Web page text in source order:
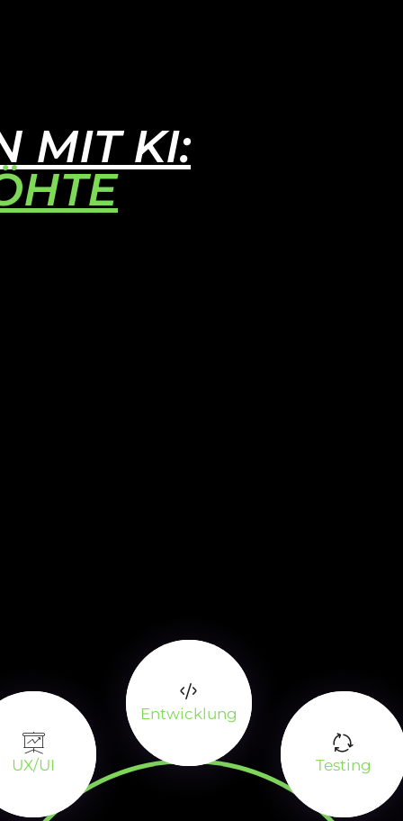
MIT KI:
UX/UI
Entwicklung
Testing